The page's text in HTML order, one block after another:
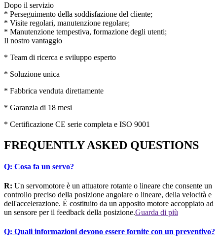
Dopo il servizio
* Perseguimento della soddisfazione del cliente;
* Visite regolari, manutenzione regolare;
* Manutenzione tempestiva, formazione degli utenti;
Il nostro vantaggio
* Team di ricerca e sviluppo esperto
* Soluzione unica
* Fabbrica venduta direttamente
* Garanzia di 18 mesi
* Certificazione CE serie completa e ISO 9001
FREQUENTLYASKED QUESTIONS
Q: Cosa fa un servo?
R: Un servomotore è un attuatore rotante o lineare che consente un
controllo preciso della posizione angolare o lineare, della velocità e
dell'accelerazione. È costituito da un apposito motore accoppiato ad
un sensore per il feedback della posizione.Guarda di più
Q: Quali informazioni devono essere fornite con un preventivo?